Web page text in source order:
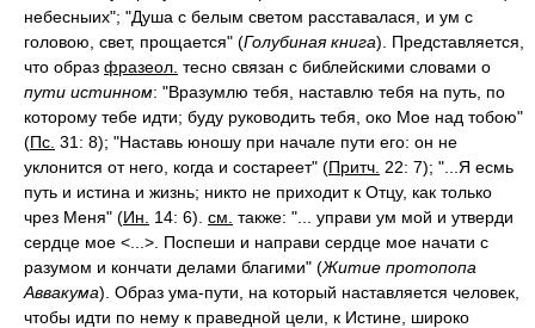
небесныих"; "Душа с белым светом расставалася, и ум с
головою, свет, прощается" (Голубиная книга). Представляется,
что образ фразеол. тесно связан с библейскими словами о
пути истинном: "Вразумлю тебя, наставлю тебя на путь, по
которому тебе идти; буду руководить тебя, око Мое над тобою"
(Пс. 31: 8); "Наставь юношу при начале пути его: он не
уклонится от него, когда и состареет" (Притч. 22: 7); "...Я есмь
путь и истина и жизнь; никто не приходит к Отцу, как только
чрез Меня" (Ин. 14: 6). см. также: "... управи ум мой и утверди
сердце мое <...>. Поспеши и направи сердце мое начати с
разумом и кончати делами благими" (Житие протопопа
Аввакума). Образ ума-пути, на который наставляется человек,
чтобы идти по нему к праведной цели, к Истине, широко